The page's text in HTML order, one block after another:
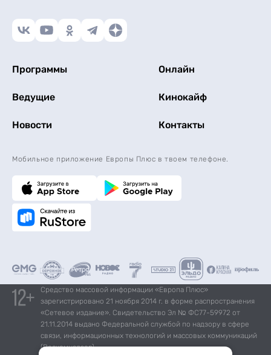
Программы Онлайн
Ведущие Кинокайф
Новости Контакты
Мобильное приложение Европы Плюс в твоем телефоне.
Средство массовой информации «Европа Плюс»
зарегистрировано 21 ноября 2014 г. в форме распространения
«Сетевое издание». Свидетельство Эл № ФС77-59972 от
21.11.2014 выдано Федеральной службой по надзору в сфере
связи, информационных технологий и массовых коммуникаций
(Роскомнадзор).